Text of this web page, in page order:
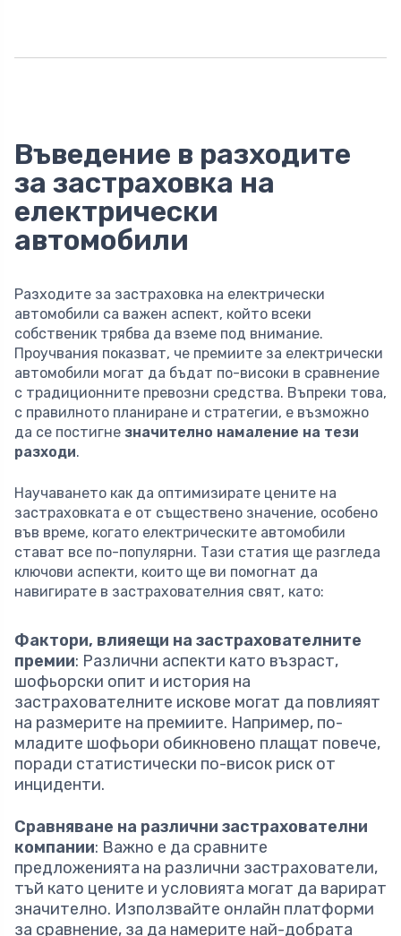
Въведение в разходите
за застраховка на
електрически
автомобили
Разходите за застраховка на електрически
автомобили са важен аспект, който всеки
собственик трябва да вземе под внимание.
Проучвания показват, че премиите за електрически
автомобили могат да бъдат по-високи в сравнение
с традиционните превозни средства. Въпреки това,
с правилното планиране и стратегии, е възможно
да се постигне значително намаление на тези
разходи.
Научаването как да оптимизирате цените на
застраховката е от съществено значение, особено
във време, когато електрическите автомобили
стават все по-популярни. Тази статия ще разгледа
ключови аспекти, които ще ви помогнат да
навигирате в застрахователния свят, като:
Фактори, влияещи на застрахователните
премии: Различни аспекти като възраст,
шофьорски опит и история на
застрахователните искове могат да повлияят
на размерите на премиите. Например, по-
младите шофьори обикновено плащат повече,
поради статистически по-висок риск от
инциденти.
Сравняване на различни застрахователни
компании: Важно е да сравните
предложенията на различни застрахователи,
тъй като цените и условията могат да варират
значително. Използвайте онлайн платформи
за сравнение, за да намерите най-добрата